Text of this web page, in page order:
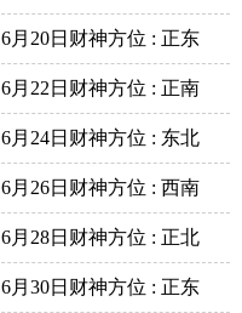
6月20日财神方位 : 正东
6月22日财神方位 : 正南
6月24日财神方位 : 东北
6月26日财神方位 : 西南
6月28日财神方位 : 正北
6月30日财神方位 : 正东